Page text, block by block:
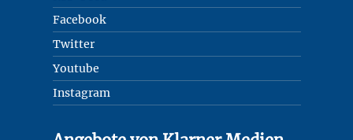
Facebook
Twitter
Youtube
Instagram